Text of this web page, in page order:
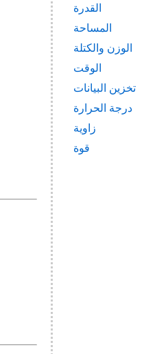
القدرة
المساحة
الوزن والكتلة
الوقت
تخزين البيانات
درجة الحرارة
زاوية
قوة